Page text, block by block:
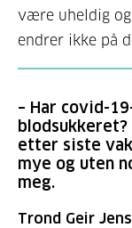
være uheldig
endrer ikke på
– Har covid-
etter siste
mye og uten
meg.
Trond Geir